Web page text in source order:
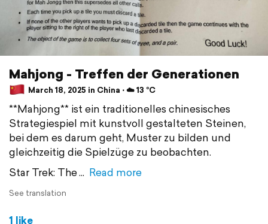
Mahjong - Treffen der Generationen
March 18, 2025 in China ⋅ ☁️ 13 °C
**Mahjong** ist ein traditionelles chinesisches
Strategiespiel mit kunstvoll gestalteten Steinen,
bei dem es darum geht, Muster zu bilden und
gleichzeitig die Spielzüge zu beobachten.
Star Trek: The
Read more
See translation
1 like